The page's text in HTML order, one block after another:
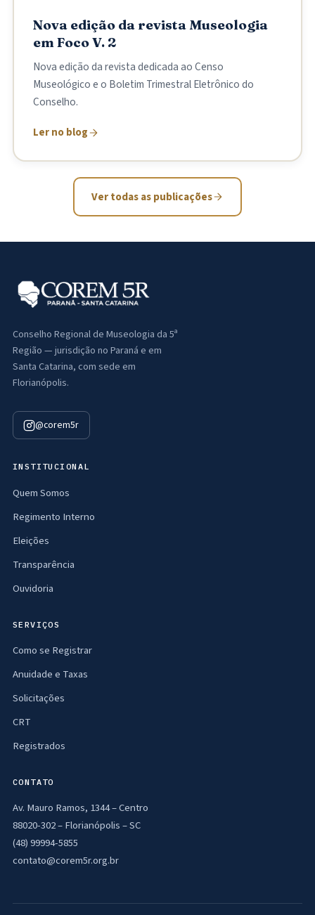
Nova edição da revista Museologia
em Foco V. 2
Nova edição da revista dedicada ao Censo
Museológico e o Boletim Trimestral Eletrônico do
Conselho.
Ler no blog
Ver todas as publicações
Conselho Regional de Museologia da 5ª
Região — jurisdição no Paraná e em
Santa Catarina, com sede em
Florianópolis.
@corem5r
INSTITUCIONAL
Quem Somos
Regimento Interno
Eleições
Transparência
Ouvidoria
SERVIÇOS
Como se Registrar
Anuidade e Taxas
Solicitações
CRT
Registrados
CONTATO
Av. Mauro Ramos, 1344 – Centro
88020-302 – Florianópolis – SC
(48) 99994-5855
contato@corem5r.org.br